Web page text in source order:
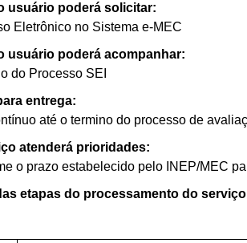
usuário poderá solicitar:
Eletrônico no Sistema e-MEC
usuário poderá acompanhar:
do Processo SEI
entrega:
até o termino do processo de
atenderá prioridades:
o prazo estabelecido pelo INEP/MEC
etapas do processamento do serviço